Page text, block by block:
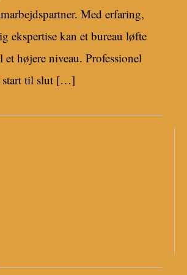
Med erfaring,
ekspertise kan et bureau løfte
et højere niveau. Professionel
til slut […]